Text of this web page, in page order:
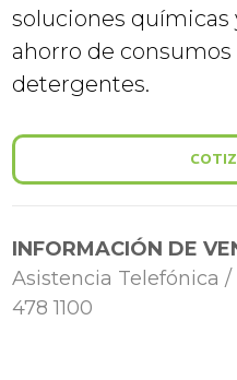
soluciones químicas
ahorro de
detergentes.
INFORMACIÓN DE
Asistencia Telefónica /
478 1100